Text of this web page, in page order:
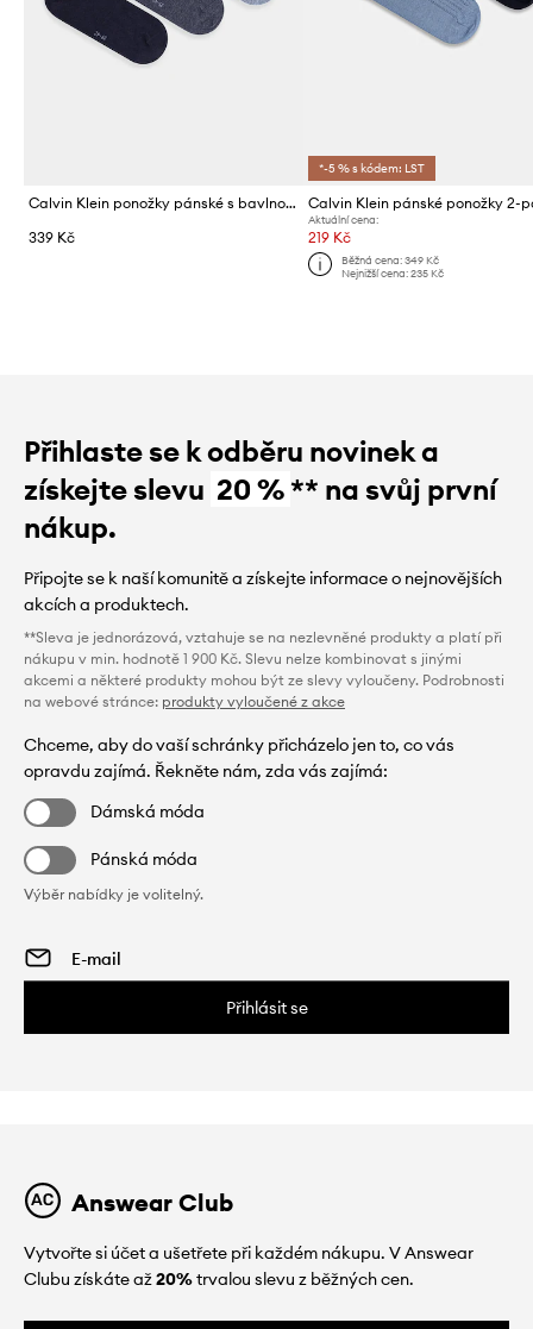
Calvin Klein ponožky pánské s bavlnou 3-pack
339 Kč
*-5 % s kódem: LST
Calvin Klein pánské ponožky 2-
Aktuální cena:
219 Kč
Běžná cena: 349 Kč
Nejnižší cena: 235 Kč
Přihlaste se k odběru novinek a
získejte slevu 20 %** na svůj první
nákup.
Připojte se k naší komunitě a získejte informace o nejnovějších
akcích a produktech.
**Sleva je jednorázová, vztahuje se na nezlevněné produkty a platí při
nákupu v min. hodnotě 1 900 Kč. Slevu nelze kombinovat s jinými
akcemi a některé produkty mohou být ze slevy vyloučeny. Podrobnosti
na webové stránce: produkty vyloučené z akce
Chceme, aby do vaší schránky přicházelo jen to, co vás
opravdu zajímá. Řekněte nám, zda vás zajímá:
Dámská móda
Pánská móda
Výběr nabídky je volitelný.
Přihlásit se
Answear Club
Vytvořte si účet a ušetřete při každém nákupu. V Answear
Clubu získáte až20%trvalou slevu z běžných cen.